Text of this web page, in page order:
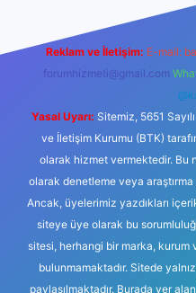
Reklam ve İletişim: E-mail:
forumhizmeti@gmail.com
Yasal Uyarı: Sitemiz, 5651
ve İletişim Kurumu (BTK)
olarak hizmet vermektedir. Bu
olarak denetleme veya
Ancak, üyelerimiz yazdıkları
siteye üye olarak bu
sitesi, herhangi bir marka, kurum
bulunmamaktadır. Sitede
paylaşılmaktadır. Burada yer